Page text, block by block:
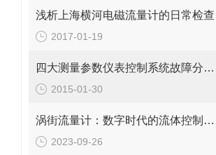
浅析上海横河电磁流量计的日常检查
2017-01-19
四大测量参数仪表控制系统故障分析步骤
2015-01-30
涡街流量计：数字时代的流体控制新篇章
2023-09-26